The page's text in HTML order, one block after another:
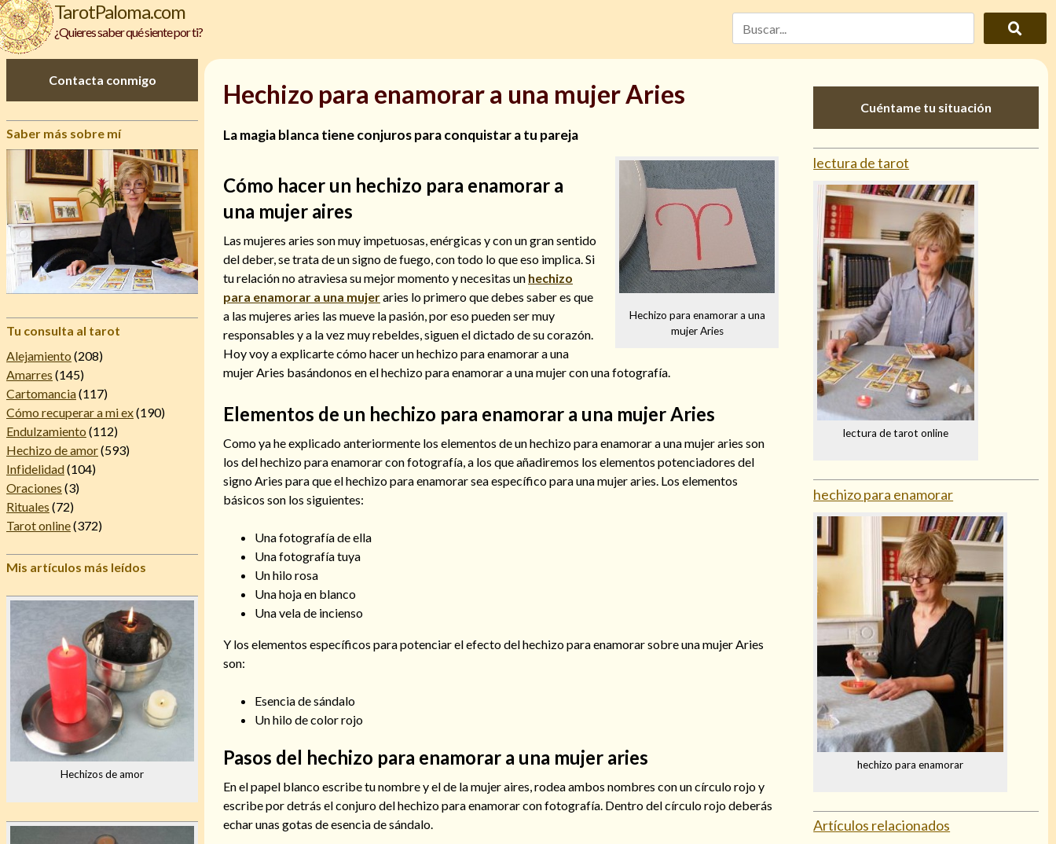
TarotPaloma.com
¿Quieres saber qué siente por ti?
Contacta conmigo
Saber más sobre mí
Tu consulta al tarot
Alejamiento (208)
Amarres (145)
Cartomancia(117)
Cómo recuperar a mi ex(190)
Endulzamiento (112)
Hechizo de amor(593)
Infidelidad(104)
Oraciones (3)
Rituales (72)
Tarot online(372)
Mis artículos más leídos
Hechizos de amor
Hechizo para enamorar a una mujer Aries
La magia blanca tiene conjuros para conquistar a tu pareja
Hechizo para enamorar a una
mujer Aries
Cómo hacer un hechizo para enamorar a
una mujer aires
Las mujeres aries son muy impetuosas, enérgicas y con un gran sentido
del deber, se trata de un signo de fuego, con todo lo que eso implica. Si
tu relación no atraviesa su mejor momento y necesitas un hechizo
para enamorar a una mujeraries lo primero que debes saber es que
a las mujeres aries las mueve la pasión, por eso pueden ser muy
responsables y a la vez muy rebeldes, siguen el dictado de su corazón.
Hoy voy a explicarte cómo hacer un hechizo para enamorar a una
mujer Aries basándonos en el hechizo para enamorar a una mujer con una fotografía.
Elementos de un hechizo para enamorar a una mujer Aries
Como ya he explicado anteriormente los elementos de un hechizo para enamorar a una mujer aries son
los del hechizo para enamorar con fotografía, a los que añadiremos los elementos potenciadores del
signo Aries para que el hechizo para enamorar sea específico para una mujer aries. Los elementos
básicos son los siguientes:
Una fotografía de ella
Una fotografía tuya
Un hilo rosa
Una hoja en blanco
Una vela de incienso
Y los elementos específicos para potenciar el efecto del hechizo para enamorar sobre una mujer Aries
son:
Esencia de sándalo
Un hilo de color rojo
Pasos del hechizo para enamorar a una mujer aries
En el papel blanco escribe tu nombre y el de la mujer aires, rodea ambos nombres con un círculo rojo y
escribe por detrás el conjuro del hechizo para enamorar con fotografía. Dentro del círculo rojo deberás
echar unas gotas de esencia de sándalo.
Cuéntame tu situación
lectura de tarot
lectura de tarot online
hechizo para enamorar
hechizo para enamorar
Artículos relacionados